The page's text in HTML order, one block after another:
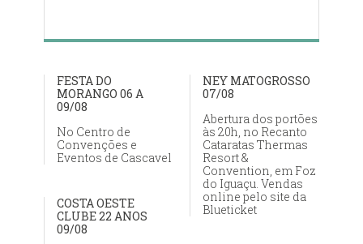
FESTA DO
MORANGO 06 A
09/08
No Centro de
Convenções e
Eventos de Cascavel
NEY MATOGROSSO
07/08
Abertura dos portões
às 20h, no Recanto
Cataratas Thermas
Resort &
Convention, em Foz
do Iguaçu. Vendas
online pelo site da
Blueticket
COSTA OESTE
CLUBE 22 ANOS
09/08